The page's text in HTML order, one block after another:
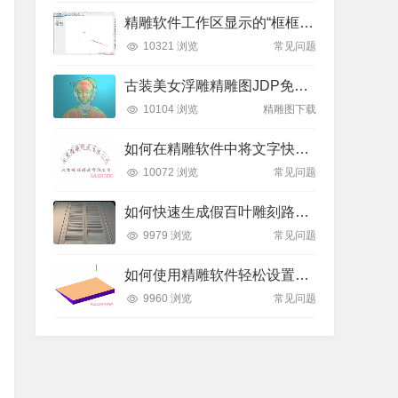
精雕软件工作区显示的“框框”是什么？如何轻松隐藏或显示？
10321 浏览 常见问题
古装美女浮雕精雕图JDP免费下载
10104 浏览 精雕图下载
如何在精雕软件中将文字快速排列到弧形线条上？全步骤详解
10072 浏览 常见问题
如何快速生成假百叶雕刻路径？精雕软件全流程教学
9979 浏览 常见问题
如何使用精雕软件轻松设置斜坡面雕刻路径？
9960 浏览 常见问题